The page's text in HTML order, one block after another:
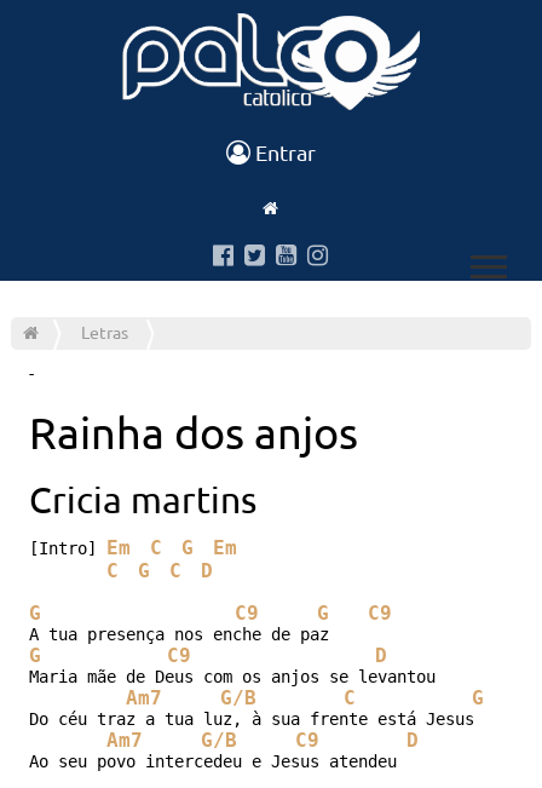
Entrar
Letras
-
Rainha dos anjos
Cricia martins
[Intro] Em C G
Em
C
G C
D
G
C9 G C9
G C9 D
Maria mãe de Deus com os anjos se levantou
Am7 G/B C G/B
Do céu traz a tua luz, à sua frente está Jesus
Am7 G/B C9 D
Ao seu povo intercedeu e Jesus atendeu